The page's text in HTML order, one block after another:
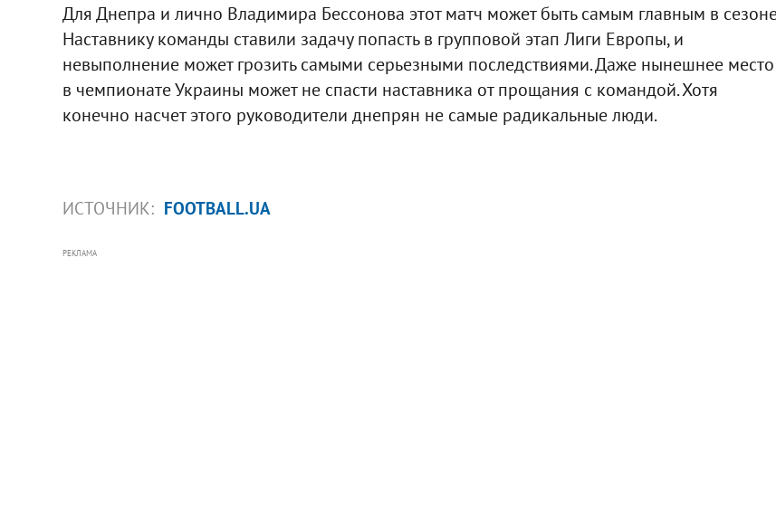
Для Днепра и лично Владимира Бессонова этот матч может быть самым главным в
Наставнику команды ставили задачу попасть в групповой этап Лиги Европы, и
невыполнение может грозить самыми серьезными последствиями. Даже нынешнее место
в чемпионате Украины может не спасти наставника от прощания с командой. Хотя
конечно насчет этого руководители днепрян не самые радикальные люди.
ИСТОЧНИК: FOOTBALL.UA
РЕКЛАМА